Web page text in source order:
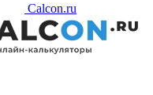
Calcon.ru